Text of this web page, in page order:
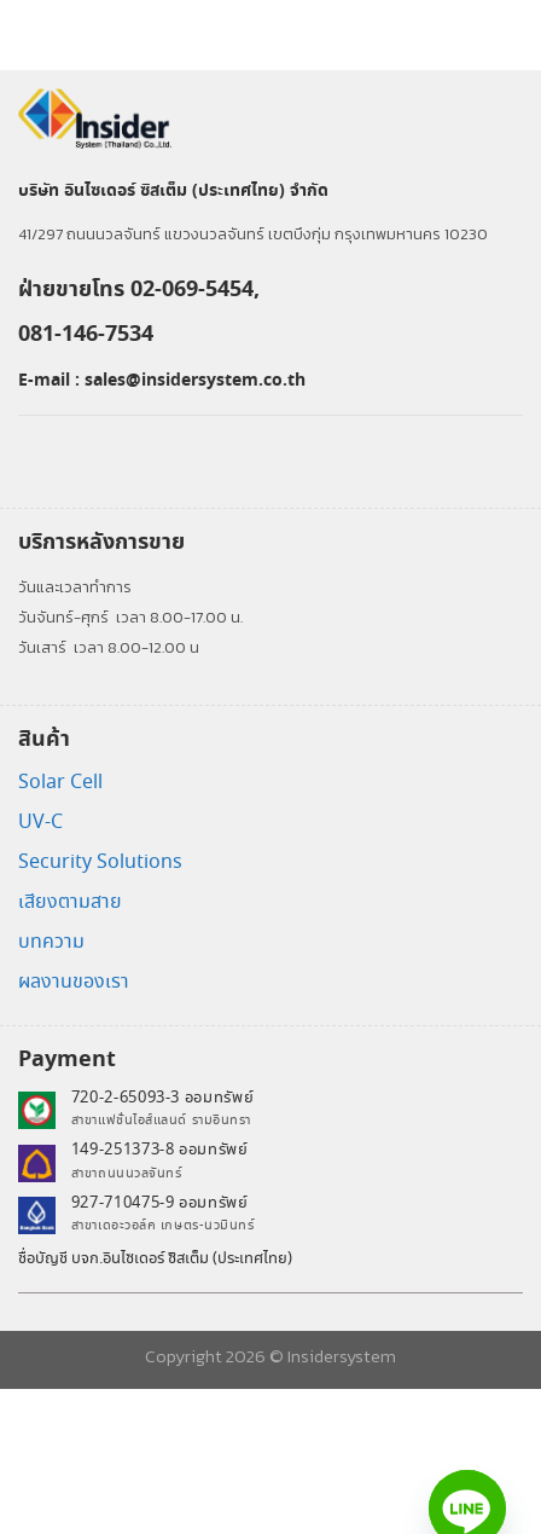
บริษัท อินไซเดอร์ ซิสเต็ม (ประเทศไทย) จำกัด
41/297 ถนนนวลจันทร์ แขวงนวลจันทร์ เขตบึงกุ่ม กรุงเทพมหานคร 10230
ฝ่ายขายโทร 02-069-5454,
081-146-7534
E-mail : sales@insidersystem.co.th
บริการหลังการขาย
วันและเวลาทำการ
วันจันทร์-ศุกร์ เวลา 8.00-17.00 น.
วันเสาร์ เวลา 8.00-12.00 น
สินค้า
Solar Cell
UV-C
Security Solutions
เสียงตามสาย
บทความ
ผลงานของเรา
Payment
720-2-65093-3 ออมทรัพย์
สาขาแฟชั่นไอส์แลนด์ รามอินทรา
149-251373-8 ออมทรัพย์
สาขาถนนนวลจันทร์
927-710475-9 ออมทรัพย์
สาขาเดอะวอล์ค เกษตร-นวมินทร์
ชื่อบัญชี บจก.อินไซเดอร์ ซิสเต็ม (ประเทศไทย)
Copyright 2026 © Insidersystem